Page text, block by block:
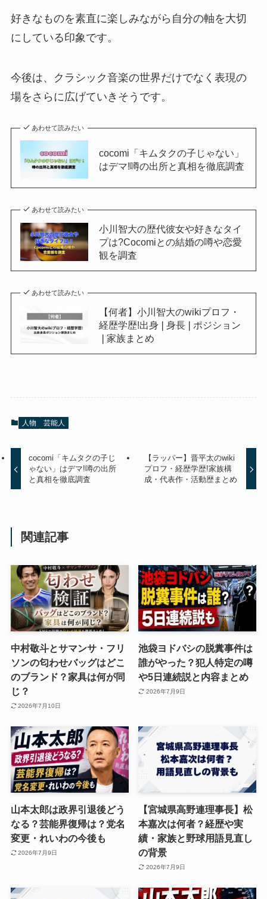
好きなものを素直に楽しみながら自分の軸を大切
にしている印象です。
今後は、クラシック音楽の世界だけでなく表現の
場をさらに広げていきそうです。
あわせて読みたい
cocomi「キムタクの子じゃない」
はデマ!噂の出所と真相を徹底調査
あわせて読みたい
小川智大の歴代彼女や好きなタイ
プは?Cocomiとの結婚の噂や恋愛
観を調査
あわせて読みたい
【何者】小川智大のwikiプロフ・
経歴学歴!出身❘身長❘ポジション
❘家族まとめ
人物 芸能人
cocomi「キムタクの子じ
ゃない」はデマ!噂の出所
と真相を徹底調査
【ラッパー】晋平太のwiki
プロフ・経歴学歴!家族構
成・代表作・活動歴まとめ
関連記事
中村敬斗とサマンサ・フリ
ソンの匂わせバッグはどこ
のブランド？家具は何が同
じ？
2026年7月10日
池袋ヨドバシの脱糞事件は
誰がやった？犯人特定の噂
や5日連続説と内容まとめ
2026年7月9日
山本太郎は政界引退後どう
なる？芸能界復帰は？党名
変更・れいわの今後も
2026年7月9日
【宮城県高野連理事長】松
本嘉次は何者？経歴や実
績・家族と野球用語見直し
の背景
2026年7月9日